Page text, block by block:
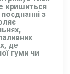
кришиться
з
де
гуми чи